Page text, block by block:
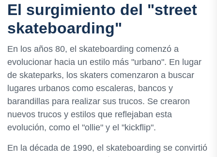
El surgimiento del "street
skateboarding"
En los años 80, el skateboarding comenzó a
evolucionar hacia un estilo más "urbano". En lugar
de skateparks, los skaters comenzaron a buscar
lugares urbanos como escaleras, bancos y
barandillas para realizar sus trucos. Se crearon
nuevos trucos y estilos que reflejaban esta
evolución, como el "ollie" y el "kickflip".
En la década de 1990, el skateboarding se convirtió